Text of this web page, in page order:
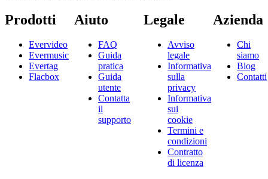
Prodotti
Evervideo
Evermusic
Evertag
Flacbox
Aiuto
FAQ
Guida
pratica
Guida
utente
Contatta
il
supporto
Legale
Avviso
legale
Informativa
sulla
privacy
Informativa
sui
cookie
Termini e
condizioni
Contratto
di licenza
Azienda
Chi
siamo
Blog
Contatti